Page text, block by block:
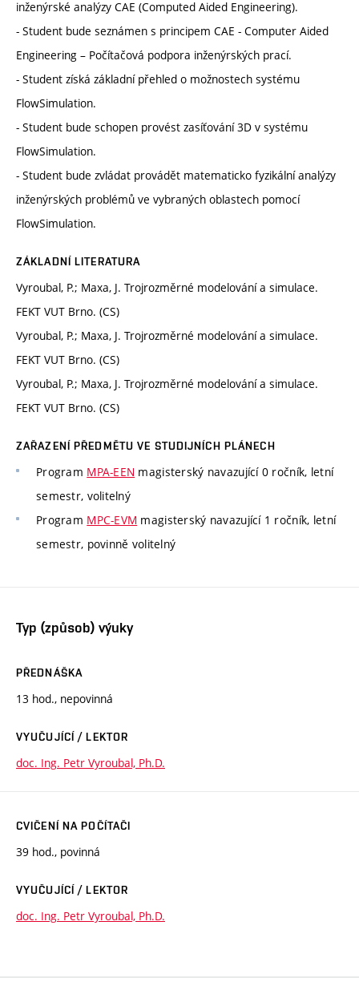
inženýrské analýzy CAE (Computed Aided Engineering).
- Student bude seznámen s principem CAE - Computer Aided
Engineering – Počítačová podpora inženýrských prací.
- Student získá základní přehled o možnostech systému
FlowSimulation.
- Student bude schopen provést zasíťování 3D v systému
FlowSimulation.
- Student bude zvládat provádět matematicko fyzikální analýzy
inženýrských problémů ve vybraných oblastech pomocí
FlowSimulation.
ZÁKLADNÍ LITERATURA
Vyroubal, P.; Maxa, J. Trojrozměrné modelování a simulace.
FEKT VUT Brno. (CS)
Vyroubal, P.; Maxa, J. Trojrozměrné modelování a simulace.
FEKT VUT Brno. (CS)
Vyroubal, P.; Maxa, J. Trojrozměrné modelování a simulace.
FEKT VUT Brno. (CS)
ZAŘAZENÍ PŘEDMĚTU VE STUDIJNÍCH PLÁNECH
Program MPA-EEN magisterský navazující 0 ročník, letní
semestr, volitelný
Program MPC-EVM magisterský navazující 1 ročník, letní
semestr, povinně volitelný
Typ (způsob) výuky
PŘEDNÁŠKA
13 hod., nepovinná
VYUČUJÍCÍ / LEKTOR
doc. Ing. Petr Vyroubal, Ph.D.
CVIČENÍ NA POČÍTAČI
39 hod., povinná
VYUČUJÍCÍ / LEKTOR
doc. Ing. Petr Vyroubal, Ph.D.